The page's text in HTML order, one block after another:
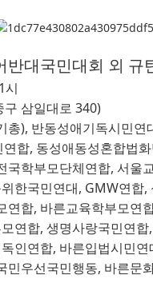
반대국민대회 외 규
1시
구 삼일대로 340)
총), 반동성애기독시민연
연합, 동성애동성혼합법
국학부모단체연합, 서울
한국민연대, GMW연합,
연합, 바른교육학부모연
연합, 생명사랑국민연합
인연합, 바른입법시민연
민우선국민행동, 바른문